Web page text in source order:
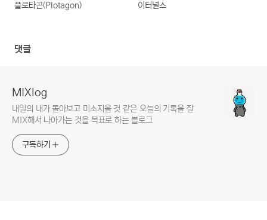
플로타곤(Plotagon) 이터널스
댓글
MIXlog
내일의 내가 돌아보고 미소지을 것 같은 오늘의 기록을 잘
MIX해서 나아가는 것을 목표로 하는 블로그
구독하기